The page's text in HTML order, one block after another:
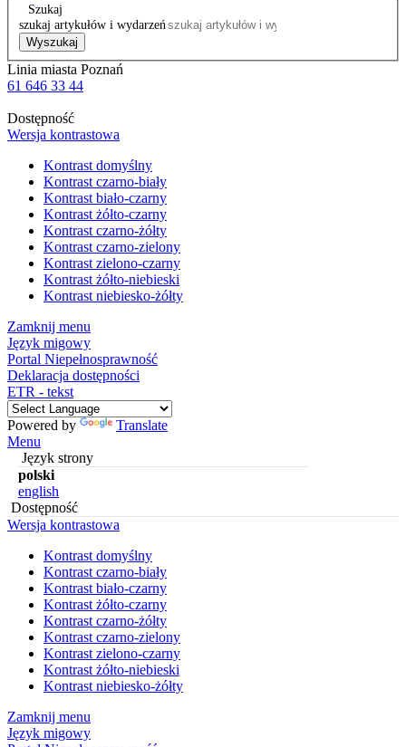
Szukaj
szukaj artykułów i wydarzeń
Wyszukaj
Linia miasta Poznań
61 646 33 44
Dostępność
Wersja kontrastowa
Kontrast domyślny
Kontrast czarno-biały
Kontrast biało-czarny
Kontrast żółto-czarny
Kontrast czarno-żółty
Kontrast czarno-zielony
Kontrast zielono-czarny
Kontrast żółto-niebieski
Kontrast niebiesko-żółty
Zamknij menu
Język migowy
Portal Niepełnosprawność
Deklaracja dostępności
ETR - tekst
Powered by
Translate
Menu
Język strony
polski
english
Dostępność
Wersja kontrastowa
Kontrast domyślny
Kontrast czarno-biały
Kontrast biało-czarny
Kontrast żółto-czarny
Kontrast czarno-żółty
Kontrast czarno-zielony
Kontrast zielono-czarny
Kontrast żółto-niebieski
Kontrast niebiesko-żółty
Zamknij menu
Język migowy